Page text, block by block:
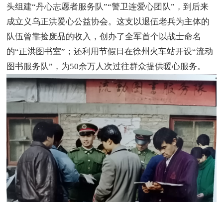
头组建“丹心志愿者服务队”“警卫连爱心团队”，到后来
成立义乌正洪爱心公益协会。这支以退伍老兵为主体的
队伍曾靠捡废品的收入，创办了全军首个以战士命名
的“正洪图书室”；还利用节假日在徐州火车站开设“流动
图书服务队”，为50余万人次过往群众提供暖心服务。